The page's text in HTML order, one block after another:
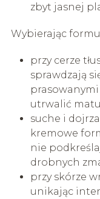
zbyt jasnej
Wybierając
przy cerze
sprawdzają
utrwalić
suche i
kremowe
nie
drobnych
przy skórze
unikając